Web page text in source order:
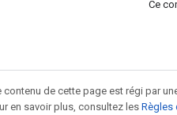
Ce
de cette page est régi par
en savoir plus, consultez les Règles